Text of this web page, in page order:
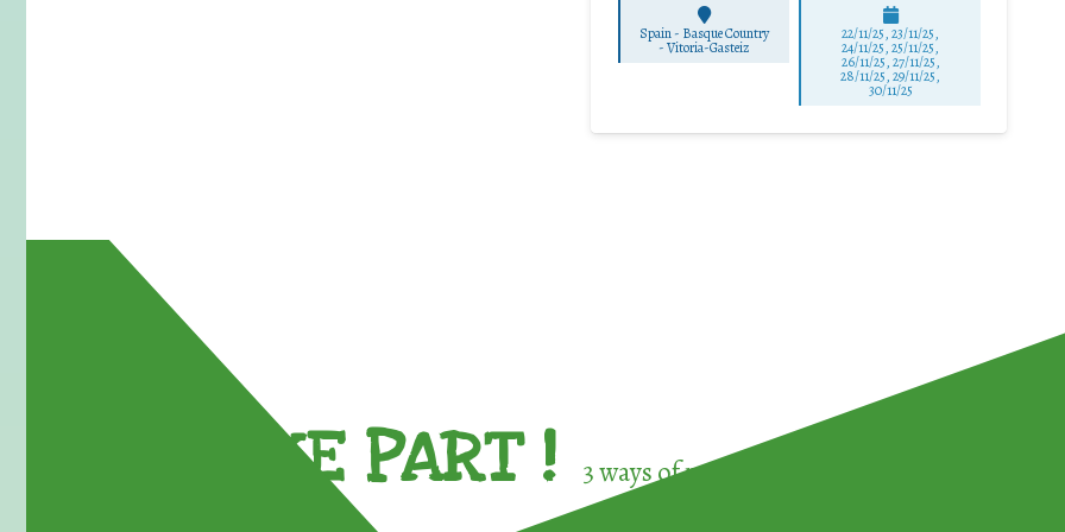
Spain - Basque Country
-Vitoria-Gasteiz
22/11/25,23/11/25,
24/11/25,25/11/25,
26/11/25,27/11/25,
28/11/25,29/11/25,
30/11/25
TAKE PART ! 3 ways of participating in the